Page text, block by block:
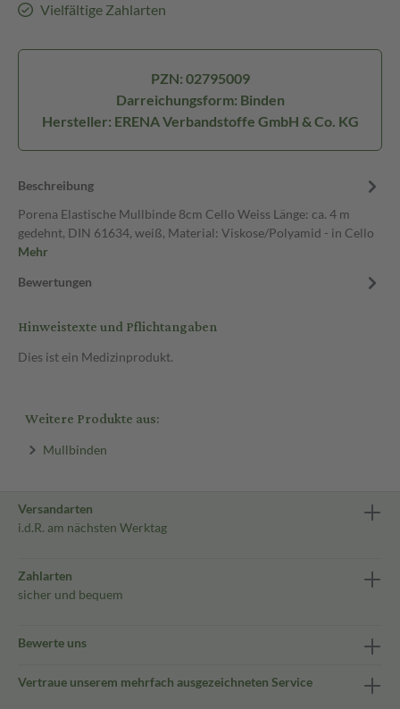
Vielfältige Zahlarten
PZN: 02795009
Darreichungsform: Binden
Hersteller: ERENA Verbandstoffe GmbH & Co. KG
Beschreibung
Porena Elastische Mullbinde 8cm Cello Weiss Länge: ca. 4 m
gedehnt, DIN 61634, weiß, Material: Viskose/Polyamid - in Cello
Mehr
Bewertungen
Hinweistexte und Pflichtangaben
Dies ist ein Medizinprodukt.
Weitere Produkte aus:
Mullbinden
Versandarten
i.d.R. am nächsten Werktag
Zahlarten
sicher und bequem
Bewerte uns
Vertraue unserem mehrfach ausgezeichneten Service